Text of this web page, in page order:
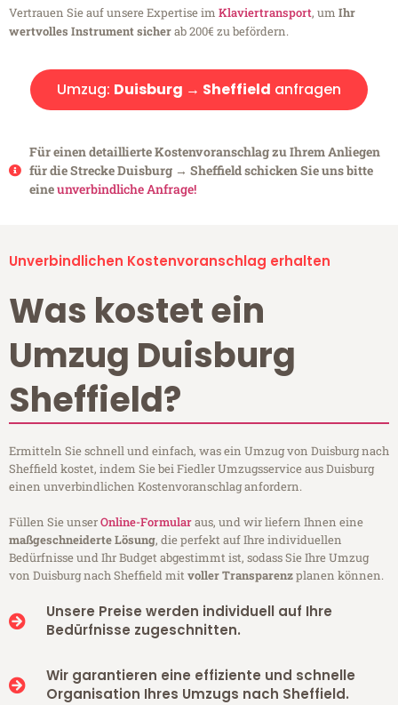
Vertrauen Sie auf unsere Expertise im Klaviertransport, um Ihr
wertvolles Instrument sicherab 200€ zu befördern.
Umzug: Duisburg → Sheffield anfragen
Für einen detaillierte Kostenvoranschlag zu Ihrem Anliegen
für die Strecke Duisburg → Sheffield schicken Sie uns bitte
eineunverbindliche Anfrage!
Unverbindlichen Kostenvoranschlag erhalten
Was kostet ein
Umzug Duisburg
Sheffield?
Ermitteln Sie schnell und einfach, was ein Umzug von Duisburg nach
Sheffield kostet, indem Sie bei Fiedler Umzugsservice aus Duisburg
einen unverbindlichen Kostenvoranschlag anfordern.
Füllen Sie unserOnline-Formularaus, und wir liefern Ihnen eine
maßgeschneiderte Lösung, die perfekt auf Ihre individuellen
Bedürfnisse und Ihr Budget abgestimmt ist, sodass Sie Ihre Umzug
von Duisburg nach Sheffield mitvoller Transparenzplanen können.
Unsere Preise werden individuell auf Ihre
Bedürfnisse zugeschnitten.
Wir garantieren eine effiziente und schnelle
Organisation Ihres Umzugs nach Sheffield.